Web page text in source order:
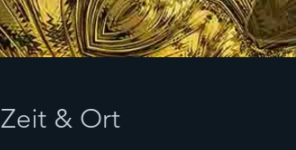
Zeit & Ort